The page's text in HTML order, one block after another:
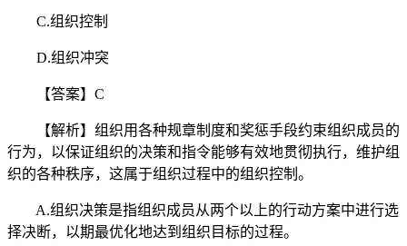
C.组织控制
D.组织冲突
【答案】C
【解析】组织用各种规章制度和奖惩手段约束组织成员的
行为，以保证组织的决策和指令能够有效地贯彻执行，维护组
织的各种秩序，这属于组织过程中的组织控制。
A.组织决策是指组织成员从两个以上的行动方案中进行选
择决断，以期最优化地达到组织目标的过程。